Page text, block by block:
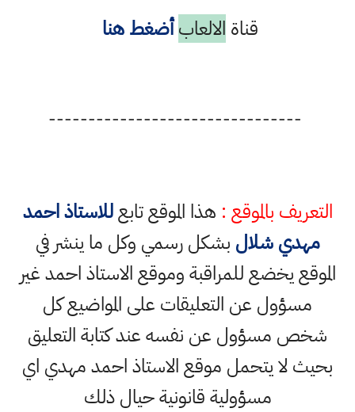
قناة الالعاب أضغط هنا
--------------------------------
التعريف بالموقع : هذا الموقع تابعللاستاذ احمد
مهدي شلال بشكل رسمي وكل ما ينشر في
الموقع يخضع للمراقبة وموقع الاستاذ احمد غير
مسؤول عن التعليقات على المواضيع كل
شخص مسؤول عن نفسه عند كتابة التعليق
بحيث لا يتحمل موقع الاستاذ احمد مهدي اي
مسؤولية قانونية حيال ذلك